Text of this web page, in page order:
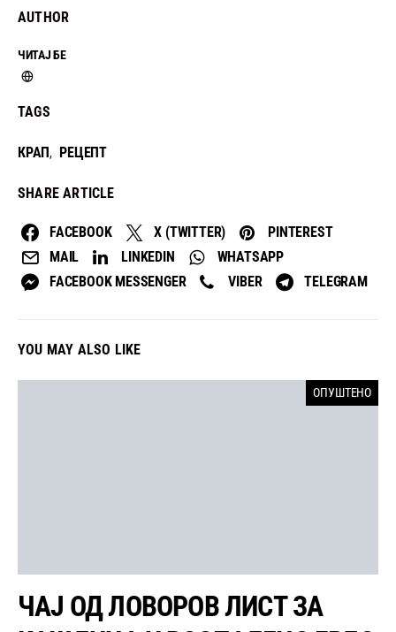
AUTHOR
ЧИТАЈ БЕ
TAGS
КРАП, РЕЦЕПТ
SHARE ARTICLE
FACEBOOK X (TWITTER)
PINTEREST
MAIL
LINKEDIN
WHATSAPP
FACEBOOK MESSENGER
VIBER TELEGRAM
YOU MAY ALSO LIKE
ОПУШТЕНО
ЧАЈ ОД ЛОВОРОВ ЛИСТ ЗА